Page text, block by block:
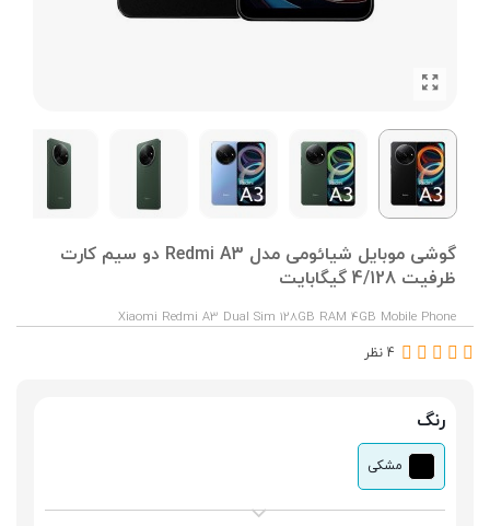
گوشی موبایل شیائومی مدل Redmi A3 دو سیم کارت
ظرفیت 4/128 گیگابایت
Xiaomi Redmi A3 Dual Sim 128GB RAM 4GB Mobile Phone
4 نظر
رنگ
مشکی